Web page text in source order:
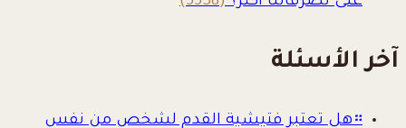
آخر الأسئلة
።هل تعتبر فتيشية القدم لشخص من نفس